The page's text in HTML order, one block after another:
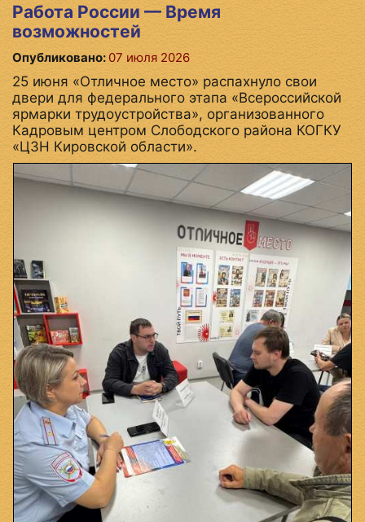
Работа России — Время
возможностей
Опубликовано:07 июля 2026
25 июня «Отличное место» распахнуло свои
двери для федерального этапа «Всероссийской
ярмарки трудоустройства», организованного
Кадровым центром Слободского района КОГКУ
«ЦЗН Кировской области».